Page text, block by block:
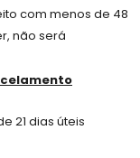
com menos de 48
não será
21 dias úteis